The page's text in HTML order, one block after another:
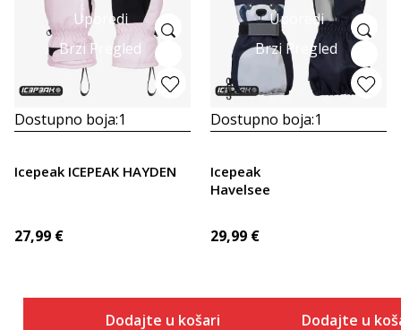
Uporedi
Brzi Pregled
Dostupno boja:1
Icepeak ICEPEAK HAYDEN
27,99 €
Dodajte u košaricu
Uporedi
Brzi Pregled
Dostupno boja:1
Icepeak
Havelsee
29,99 €
Dodajte u